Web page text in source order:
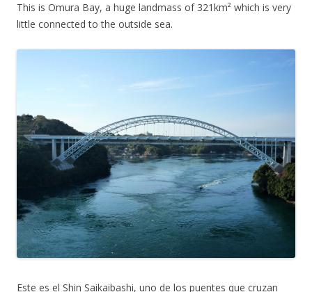
This is Omura Bay, a huge landmass of 321km² which is very
little connected to the outside sea.
Este es el Shin Saikaibashi, uno de los puentes que cruzan